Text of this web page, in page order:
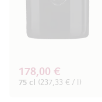
178,00 €
75 cl (237,33 € / l)